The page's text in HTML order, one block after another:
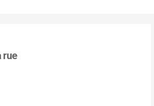
rue